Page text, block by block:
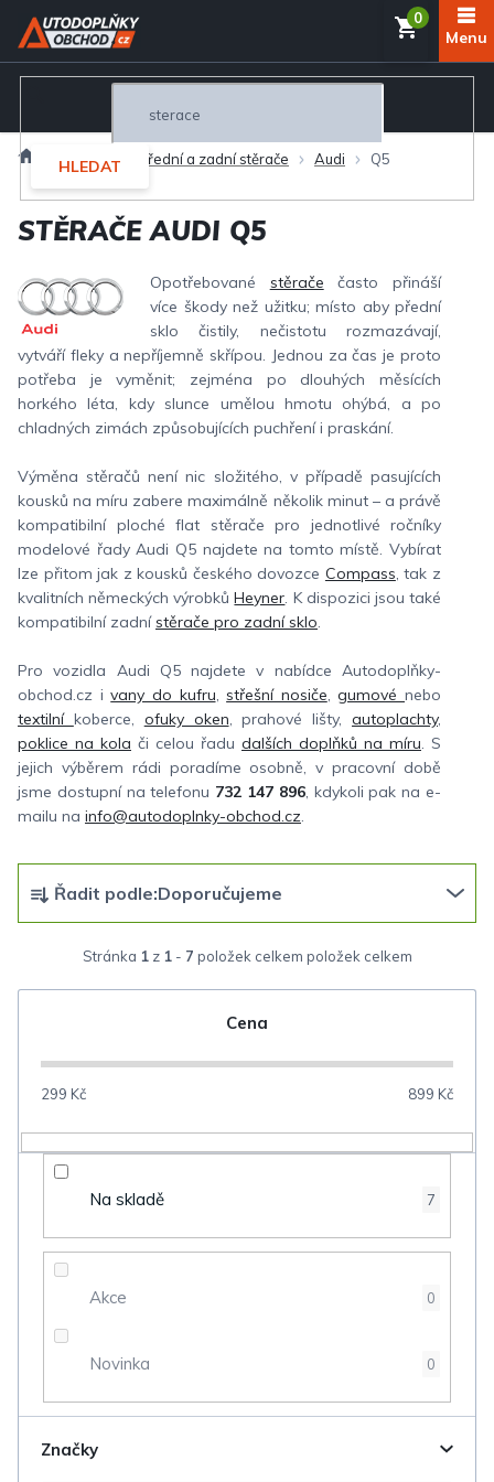
Přejít
obsah
HLEDAT
Exteriér Přední a zadní stěrače Audi Q5
STĚRAČE AUDI Q5
Opotřebované stěrače často přináší
více škody než užitku; místo aby přední
sklo čistily, nečistotu rozmazávají,
vytváří fleky a nepříjemně skřípou. Jednou za čas je proto
potřeba je vyměnit; zejména po dlouhých měsících
horkého léta, kdy slunce umělou hmotu ohýbá, a po
chladných zimách způsobujících puchření i praskání.
Výměna stěračů není nic složitého, v případě pasujících
kousků na míru zabere maximálně několik minut – a právě
kompatibilní ploché flat stěrače pro jednotlivé ročníky
modelové řady Audi Q5 najdete na tomto místě. Vybírat
lze přitom jak z kousků českého dovozce Compass, tak z
kvalitních německých výrobkůHeyner. K dispozici jsou také
kompatibilní zadnístěrače pro zadní sklo.
Pro vozidla Audi Q5 najdete v nabídce Autodoplňky-
obchod.cz ivany do kufru,střešní nosiče,gumové nebo
textilní koberce, ofuky oken, prahové lišty,autoplachty,
poklice na kola či celou řadu dalších doplňků na míru. S
jejich výběrem rádi poradíme osobně, v pracovní době
jsme dostupní na telefonu 732 147 896, kdykoli pak na e-
mailu na info@autodoplnky-obchod.cz.
Stránka 1z 1- 7 položek celkem
a
e
o
Řadit podle:Doporučujeme
Cena
299 Kč 899 Kč
Na skladě 7
Akce 0
Novinka 0
Značky